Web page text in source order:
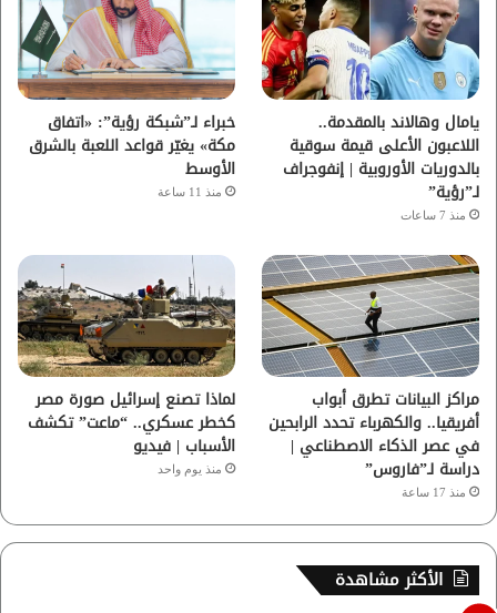
و
ك
ب
ق
ر
ا
م
يامال وهالاند بالمقدمة..
اللاعبون الأعلى قيمة سوقية
بالدوريات الأوروبية | إنفوجراف
لـ”رؤية”
منذ 7 ساعات
خبراء لـ”شبكة رؤية”: «اتفاق
مكة» يغيّر قواعد اللعبة بالشرق
الأوسط
منذ 11 ساعة
مراكز البيانات تطرق أبواب
أفريقيا.. والكهرباء تحدد الرابحين
في عصر الذكاء الاصطناعي |
دراسة لـ”فاروس”
منذ 17 ساعة
لماذا تصنع إسرائيل صورة مصر
كخطر عسكري.. “ماعت” تكشف
الأسباب | فيديو
منذ يوم واحد
الأكثر مشاهدة